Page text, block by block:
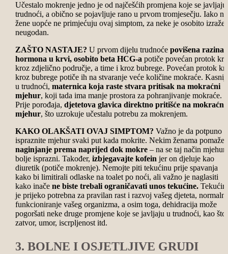
Učestalo mokrenje jedno je od najčešćih promjena koje se javljaju
trudnoći, a obično se pojavljuje rano u prvom tromjesečju. Iako
žene uopće ne primjećuju ovaj simptom, za neke je osobito
neugodan.
ZAŠTO NASTAJE? U prvom dijelu trudnoće povišena razina
hormona u krvi, osobito beta HCG-a potiče povećan protok
kroz zdjelično područje, a time i kroz bubrege. Povećan protok
kroz bubrege potiče ih na stvaranje veće količine mokraće.
u trudnoći, maternica koja raste stvara pritisak na mokraćni
mjehur, koji tada ima manje prostora za pohranjivanje mokraće.
Prije porođaja, djetetova glavica direktno pritišće na mokraćni
mjehur, što uzrokuje učestalu potrebu za mokrenjem.
KAKO OLAKŠATI OVAJ SIMPTOM? Važno je da potpuno
ispraznite mjehur svaki put kada mokrite. Nekim ženama pomaže
naginjanje prema naprijed dok mokre– na se taj način mjehur
bolje isprazni. Također, izbjegavajte kofein jer on djeluje kao
diuretik (potiče mokrenje). Nemojte piti tekućinu prije spavanja
kako bi limitirali odlaske na toalet po noći, ali važno je naglasiti
kako inače ne biste trebali ograničavati unos tekućine.
je prijeko potrebna za pravilan rast i razvoj vašeg djeteta,
funkcioniranje vašeg organizma, a osim toga, dehidracija može
pogoršati neke druge promjene koje se javljaju u trudnoći, kao što
zatvor, umor, iscrpljenost itd.
3. BOLNE I OSJETLJIVE GRUDI